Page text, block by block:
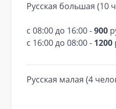
Русская большая (10
с 08:00 до 16:00 -900
с 16:00 до 08:00 - 1200
Русская малая (4